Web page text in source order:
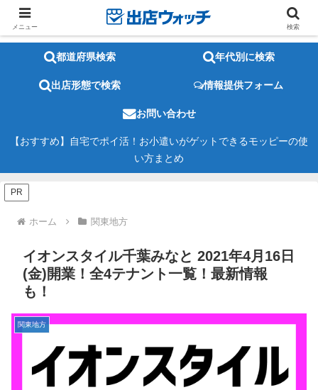
都道府県検索 年代別に検索
出店形態で検索 情報提供フォーム
お問い合わせ
【おすすめ】自宅でポイ活！お小遣いがゲットできるモッピーの使
い方まとめ
PR
ホーム 関東地方
イオンスタイル千葉みなと 2021年4月16日
(金)開業！全4テナント一覧！最新情報
も！
関東地方
メニュー 検索